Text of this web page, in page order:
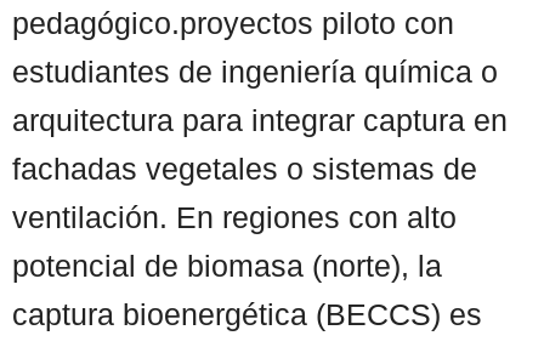
pedagógico.proyectos piloto con
estudiantes de ingeniería química o
arquitectura para integrar captura en
fachadas vegetales o sistemas de
ventilación. En regiones con alto
potencial de biomasa (norte), la
captura bioenergética (BECCS) es